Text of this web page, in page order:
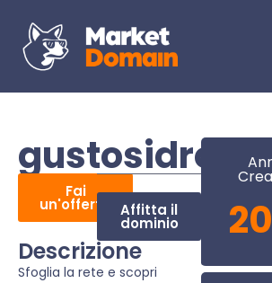
gustosidro.it
Fai
un'offerta Affitta il
dominio
Descrizione
Sfoglia la rete e scopri